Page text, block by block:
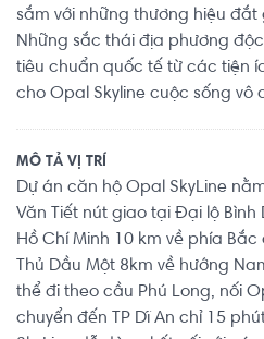
sắm với những thương hiệu đắt
Những sắc thái địa phương
tiêu chuẩn quốc tế từ các tiện
cho Opal Skyline cuộc sống vô
MÔ TẢ VỊ TRÍ
Dự án căn hộ Opal SkyLine
Văn Tiết nút giao tại Đại lộ Bình
Hồ Chí Minh 10 km về phía
Thủ Dầu Một 8km về hướng
thể đi theo cầu Phú Long, nối
chuyển đến TP Dĩ An chỉ 15